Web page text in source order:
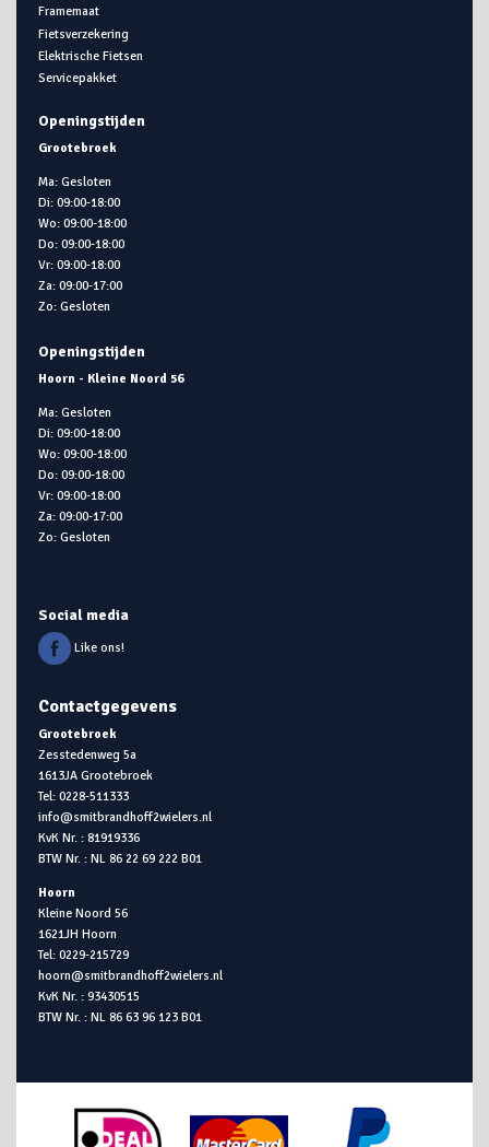
Framemaat
Fietsverzekering
Elektrische Fietsen
Servicepakket
Openingstijden
Grootebroek
Ma: Gesloten
Di: 09:00-18:00
Wo: 09:00-18:00
Do: 09:00-18:00
Vr: 09:00-18:00
Za: 09:00-17:00
Zo: Gesloten
Openingstijden
Hoorn - Kleine Noord 56
Ma: Gesloten
Di: 09:00-18:00
Wo: 09:00-18:00
Do: 09:00-18:00
Vr: 09:00-18:00
Za: 09:00-17:00
Zo: Gesloten
Social media
Like ons!
Contactgegevens
Grootebroek
Zesstedenweg 5a
1613JA Grootebroek
Tel: 0228-511333
info@smitbrandhoff2wielers.nl
KvK Nr. : 81919336
BTW Nr. : NL 86 22 69 222 B01
Hoorn
Kleine Noord 56
1621JH Hoorn
Tel: 0229-215729
hoorn@smitbrandhoff2wielers.nl
KvK Nr. : 93430515
BTW Nr. : NL 86 63 96 123 B01